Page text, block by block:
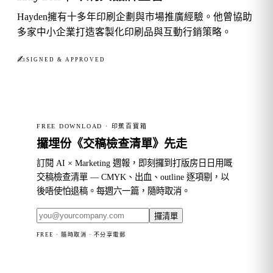
Hayden擁有十多年印刷企劃與市場推廣經驗。他曾協助
多家中小企業打造客製化印刷品與互動行銷策略。
✍︎ SIGNED & APPROVED
FREE DOWNLOAD · 印蕉百寶箱
攞埋份《交稿檢查清單》先走
訂閱 AI × Marketing 週報，即刻攞到打版房日日用嘅
交稿檢查清單 — CMYK、出血、outline 逐項剔，以
後唔使怕退稿。每週六一篇，隨時取消。
攞清單
FREE · 隨時取消 · 不分享電郵